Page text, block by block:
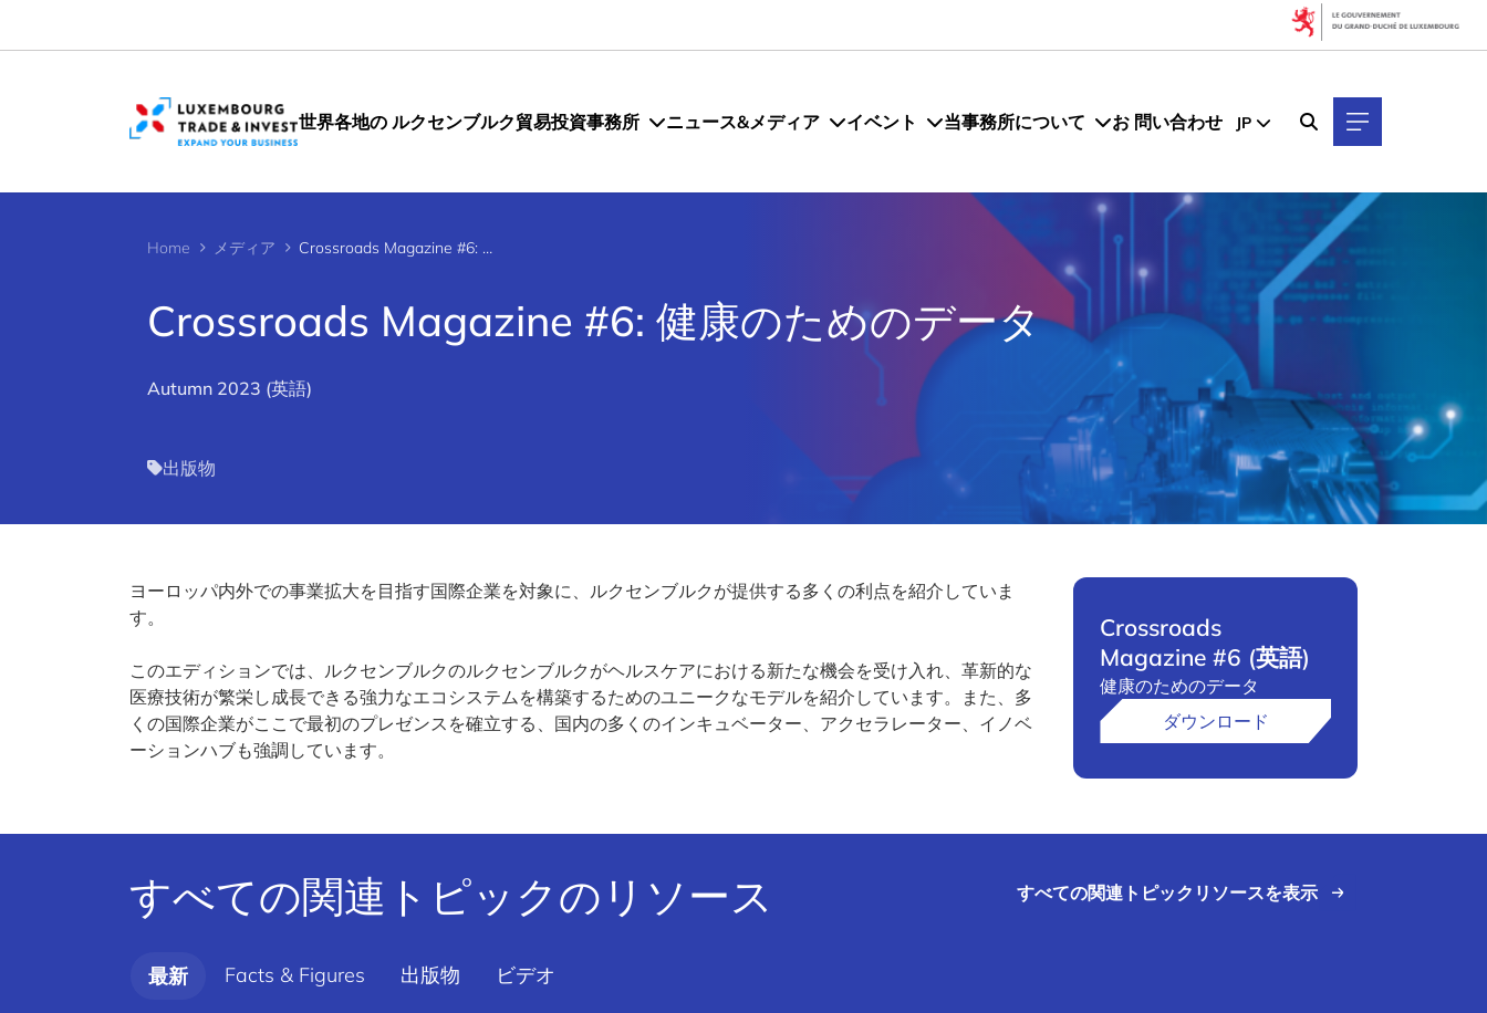
世界各地の ルクセンブルク貿易投資事務所 ニュース&メディア イベント 当事務所について お 問い合わせ JP
Home メディア Crossroads Magazine #6: 健康のためのデータ
Crossroads Magazine #6: 健康のためのデータ
Autumn 2023 (英語)
出版物
ヨーロッパ内外での事業拡大を目指す国際企業を対象に、ルクセンブルクが提供する多くの利点を紹介していま
す。
このエディションでは、ルクセンブルクのルクセンブルクがヘルスケアにおける新たな機会を受け入れ、革新的な
医療技術が繁栄し成長できる強力なエコシステムを構築するためのユニークなモデルを紹介しています。また、多
くの国際企業がここで最初のプレゼンスを確立する、国内の多くのインキュベーター、アクセラレーター、イノベ
ーションハブも強調しています。
Crossroads
Magazine #6 (英語)
健康のためのデータ
ダウンロード
すべての関連トピックのリソース すべての関連トピックリソースを表示
最新 Facts & Figures 出版物 ビデオ